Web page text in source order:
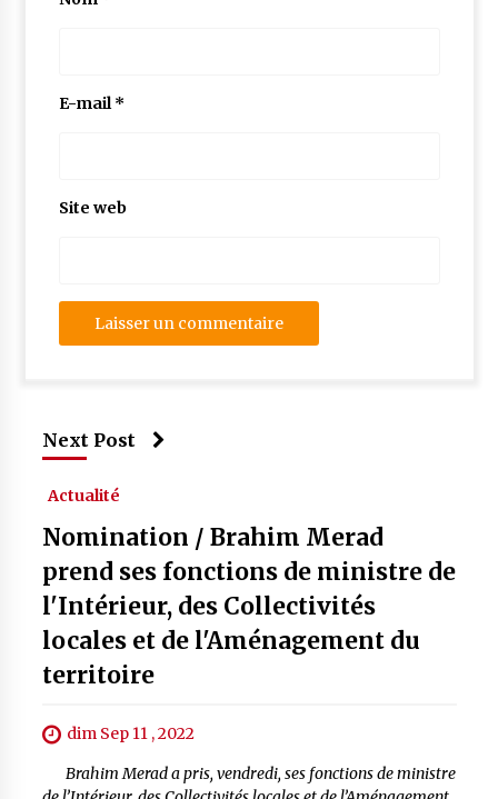
E-mail*
Site web
Next Post
Actualité
Nomination / Brahim Merad
prend ses fonctions de ministre de
l'Intérieur, des Collectivités
locales et de l'Aménagement du
territoire
dim Sep 11 , 2022
Brahim Merad a pris, vendredi, ses fonctions de ministre